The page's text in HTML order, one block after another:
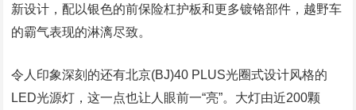
新设计，配以银色的前保险杠护板和更多镀铬部件，越野车
的霸气表现的淋漓尽致。
令人印象深刻的还有北京(BJ)40 PLUS光圈式设计风格的
LED光源灯，这一点也让人眼前一“亮”。大灯由近200颗